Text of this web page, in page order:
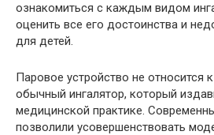
ознакомиться с каждым видом
оценить все его достоинства и
для детей.
Паровое устройство не относится
обычный ингалятор, который
медицинской практике.
позволили усовершенствовать